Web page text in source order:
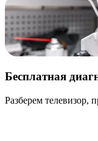
Бесплатная
Разберем телевизор,